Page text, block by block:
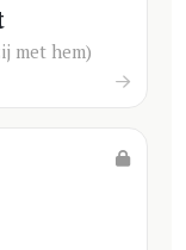
met hem)